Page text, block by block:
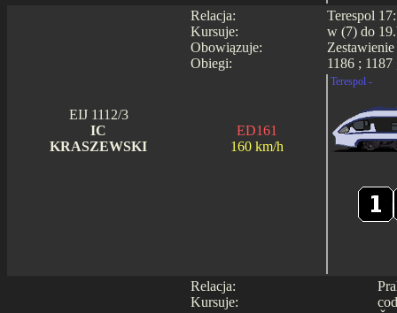
Relacja:
Kursuje:
Obowiązuje:
Obiegi:
Terespol
w (7) do
1186 ; 1187
EIJ 1112/3
IC
KRASZEWSKI
ED161
160 km/h
Terespol -
Relacja:
Kursuje: